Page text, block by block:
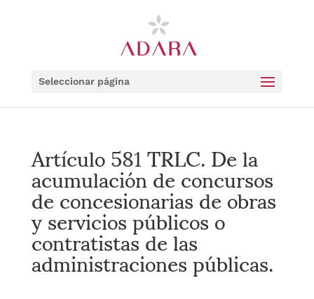
Seleccionar página
Artículo 581 TRLC. De la
acumulación de concursos
de concesionarias de obras
y servicios públicos o
contratistas de las
administraciones públicas.